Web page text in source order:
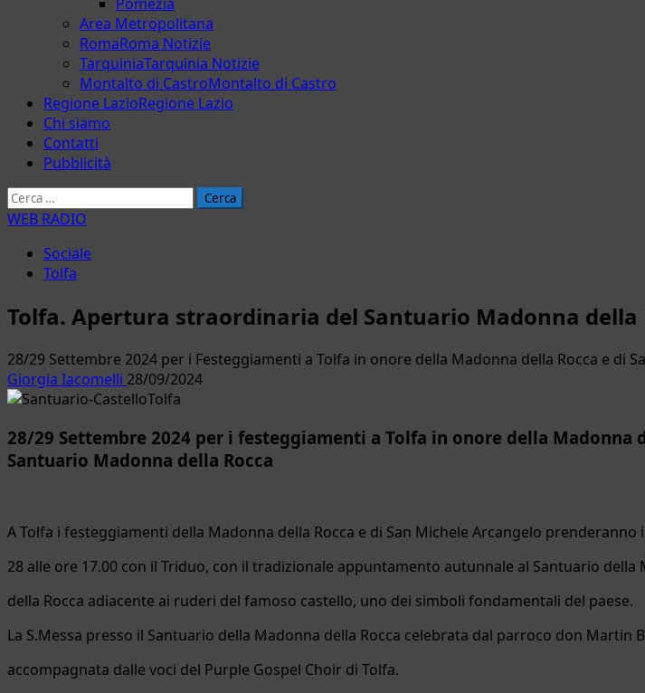
Area Metropolitana
RomaRoma Notizie
TarquiniaTarquinia Notizie
Montalto di CastroMontalto di Castro
Regione LazioRegione Lazio
Chi siamo
Contatti
Pubblicità
Ricerca
per:
WEB RADIO
Sociale
Tolfa
Tolfa. Apertura straordinaria del Santuario Madonna della
28/29 Settembre 2024 per i Festeggiamenti a Tolfa in onore della Madonna della Rocca e
Giorgia Iacomelli 28/09/2024
28/29 Settembre 2024 per i festeggiamenti a Tolfa in onore della
Santuario Madonna della Rocca
A Tolfa i festeggiamenti della Madonna della Rocca e di San Michele Arcangelo prenderanno
28 alle ore 17.00 con il Triduo, con il tradizionale appuntamento autunnale al Santuario della
della Rocca adiacente ai ruderi del famoso castello, uno dei simboli fondamentali del paese.
La S.Messa presso il Santuario della Madonna della Rocca celebrata dal parroco don Martin
accompagnata dalle voci del Purple Gospel Choir di Tolfa.